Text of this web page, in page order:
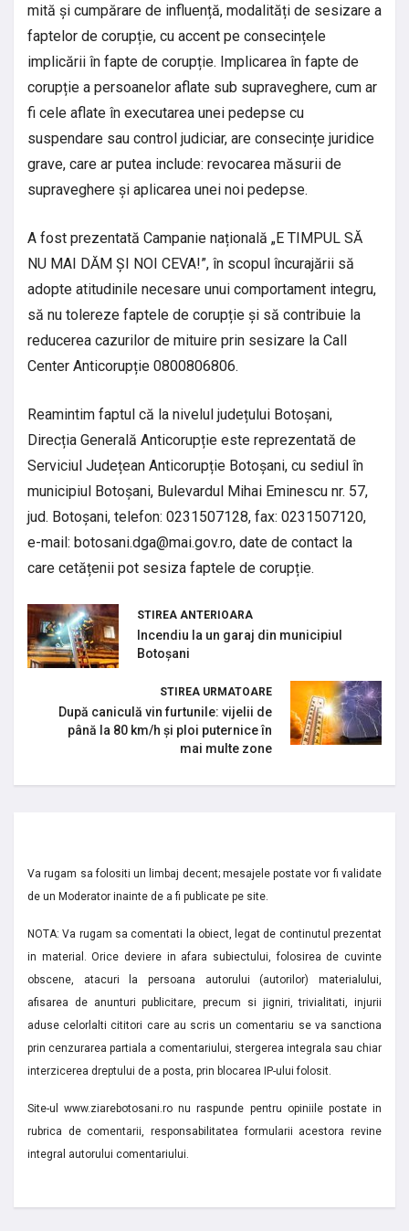
mită și cumpărare de influență, modalități de sesizare a
faptelor de corupție, cu accent pe consecințele
implicării în fapte de corupție. Implicarea în fapte de
corupție a persoanelor aflate sub supraveghere, cum ar
fi cele aflate în executarea unei pedepse cu
suspendare sau control judiciar, are consecințe juridice
grave, care ar putea include: revocarea măsurii de
supraveghere și aplicarea unei noi pedepse.
A fost prezentată Campanie națională „E TIMPUL SĂ
NU MAI DĂM ȘI NOI CEVA!”, în scopul încurajării să
adopte atitudinile necesare unui comportament integru,
să nu tolereze faptele de corupție și să contribuie la
reducerea cazurilor de mituire prin sesizare la Call
Center Anticorupție 0800806806.
Reamintim faptul că la nivelul județului Botoșani,
Direcția Generală Anticorupție este reprezentată de
Serviciul Județean Anticorupție Botoșani, cu sediul în
municipiul Botoșani, Bulevardul Mihai Eminescu nr. 57,
jud. Botoșani, telefon: 0231507128, fax: 0231507120,
e-mail: botosani.dga@mai.gov.ro, date de contact la
care cetățenii pot sesiza faptele de corupție.
STIREA ANTERIOARA
Incendiu la un garaj din municipiul
Botoșani
STIREA URMATOARE
După caniculă vin furtunile: vijelii de
până la 80 km/h și ploi puternice în
mai multe zone
Va rugam sa folositi un limbaj decent; mesajele postate vor fi validate
de un Moderator inainte de a fi publicate pe site.
NOTA: Va rugam sa comentati la obiect, legat de continutul prezentat
in material. Orice deviere in afara subiectului, folosirea de cuvinte
obscene, atacuri la persoana autorului (autorilor) materialului,
afisarea de anunturi publicitare, precum si jigniri, trivialitati, injurii
aduse celorlalti cititori care au scris un comentariu se va sanctiona
prin cenzurarea partiala a comentariului, stergerea integrala sau chiar
interzicerea dreptului de a posta, prin blocarea IP-ului folosit.
Site-ul www.ziarebotosani.ro nu raspunde pentru opiniile postate in
rubrica de comentarii, responsabilitatea formularii acestora revine
integral autorului comentariului.